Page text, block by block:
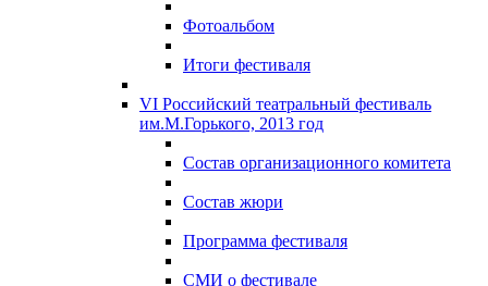
Фотоальбом
Итоги фестиваля
VI Российский театральный фестиваль
им.М.Горького, 2013 год
Состав организационного комитета
Состав жюри
Программа фестиваля
СМИ о фестивале